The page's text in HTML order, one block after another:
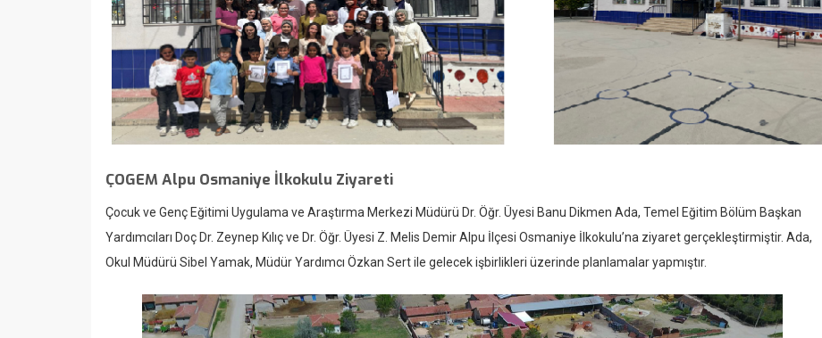
ÇOGEM Alpu Osmaniye İlkokulu Ziyareti
Çocuk ve Genç Eğitimi Uygulama ve Araştırma Merkezi Müdürü Dr. Öğr. Üyesi Banu Dikmen Ada, Temel Eğitim Bölüm Başkan
Yardımcıları Doç Dr. Zeynep Kılıç ve Dr. Öğr. Üyesi Z. Melis Demir Alpu İlçesi Osmaniye İlkokulu’na ziyaret gerçekleştirmiştir. Ada,
Okul Müdürü Sibel Yamak, Müdür Yardımcı Özkan Sert ile gelecek işbirlikleri üzerinde planlamalar yapmıştır.